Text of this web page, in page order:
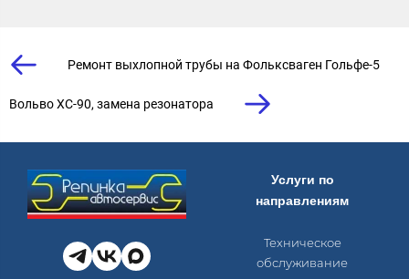
Ремонт выхлопной трубы на Фольксваген Гольфе-5
Вольво ХС-90, замена резонатора
Услуги по
направлениям
Техническое
обслуживание